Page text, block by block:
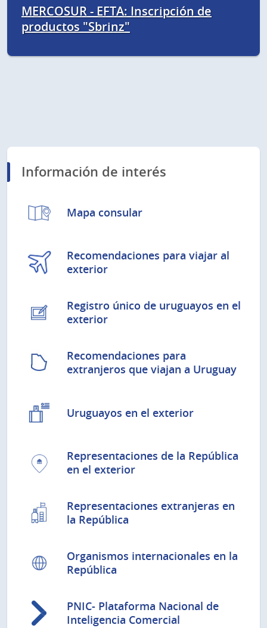
MERCOSUR - EFTA: Inscripción de
productos "Sbrinz"
Información de interés
Mapa consular
Recomendaciones para viajar al
exterior
Registro único de uruguayos en el
exterior
Recomendaciones para
extranjeros que viajan a Uruguay
Uruguayos en el exterior
Representaciones de la República
en el exterior
Representaciones extranjeras en
la República
Organismos internacionales en la
República
PNIC- Plataforma Nacional de
Inteligencia Comercial